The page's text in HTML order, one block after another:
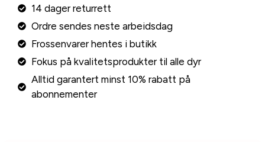
14 dager returrett
Ordre sendes neste arbeidsdag
Frossenvarer hentes i butikk
Fokus på kvalitetsprodukter til alle dyr
Alltid garantert minst 10% rabatt på
abonnementer